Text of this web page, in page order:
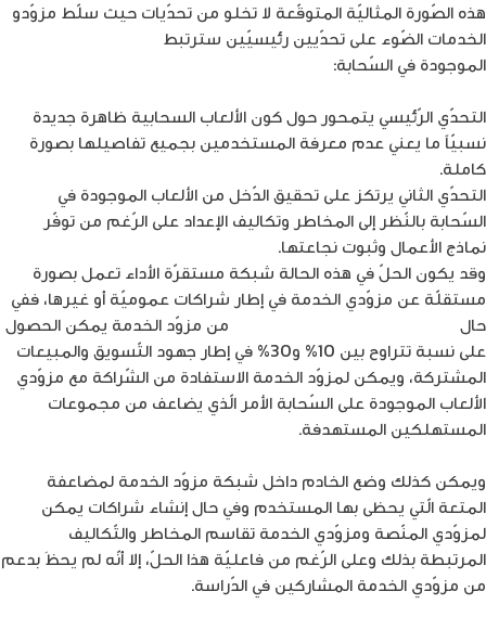
هذه الصّورة المثاليّة المتوقّعة لا تخلو من تحدّيات حيث سلّط مزوّدو
الخدمات الضّوء على تحدّيين رئيسيّين سترتبط
الموجودة في السّحابة:
التحدّي الرّئيسي يتمحور حول كون الألعاب السحابية ظاهرة جديدة
نسبيّاً ما يعني عدم معرفة المستخدمين بجميع تفاصيلها بصورة
كاملة.
التحدّي الثاني يرتكز على تحقيق الدّخل من الألعاب الموجودة في
السّحابة بالنّظر إلى المخاطر وتكاليف الإعداد على الرّغم من توفّر
نماذج الأعمال وثبوت نجاعتها.
وقد يكون الحلّ في هذه الحالة شبكة مستقرّة الأداء تعمل بصورة
مستقلّة عن مزوّدي الخدمة في إطار شراكات عموميّة أو غيرها، ففي
حال
من مزوّد الخدمة يمكن الحصول
على نسبة تتراوح بين 10% و30% في إطار جهود التّسويق والمبيعات
المشتركة، ويمكن لمزوّد الخدمة الاستفادة من الشّراكة مع مزوّدي
الألعاب الموجودة على السّحابة الأمر الّذي يضاعف من مجموعات
المستهلكين المستهدفة.
ويمكن كذلك وضع الخادم داخل شبكة مزوّد الخدمة لمضاعفة
المتعة الّتي يحظى بها المستخدم وفي حال إنشاء شراكات يمكن
لمزوّدي المنّصة ومزوّدي الخدمة تقاسم المخاطر والتّكاليف
المرتبطة بذلك وعلى الرّغم من فاعليّة هذا الحلّ، إلا أنّه لم يحظَ بدعم
من مزوّدي الخدمة المشاركين في الدّراسة.